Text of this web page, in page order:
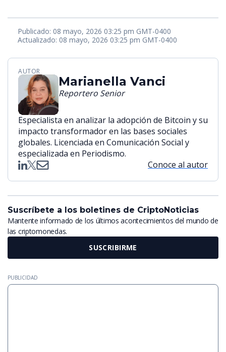
Publicado: 08 mayo, 2026 03:25 pm GMT-0400
Actualizado: 08 mayo, 2026 03:25 pm GMT-0400
AUTOR
Marianella Vanci
Reportero Senior
Especialista en analizar la adopción de Bitcoin y su
impacto transformador en las bases sociales
globales. Licenciada en Comunicación Social y
especializada en Periodismo.
Conoce al autor
Suscríbete a los boletines de CriptoNoticias
Mantente informado de los últimos acontecimientos del mundo de
las criptomonedas.
SUSCRIBIRME
PUBLICIDAD